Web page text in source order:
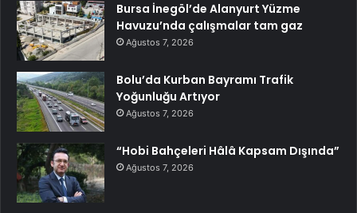
Bursa İnegöl’de Alanyurt Yüzme
Havuzu’nda çalışmalar tam gaz
Ağustos 7, 2026
Bolu’da Kurban Bayramı Trafik
Yoğunluğu Artıyor
Ağustos 7, 2026
“Hobi Bahçeleri Hâlâ Kapsam Dışında”
Ağustos 7, 2026